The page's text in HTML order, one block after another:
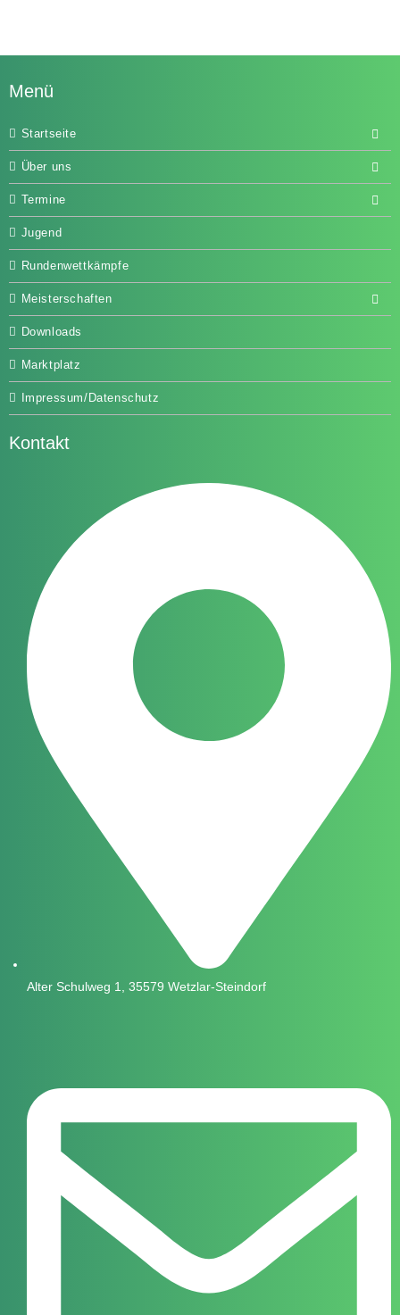
Menü
Startseite
Über uns
Termine
Jugend
Rundenwettkämpfe
Meisterschaften
Downloads
Marktplatz
Impressum/Datenschutz
Kontakt
Alter Schulweg 1, 35579 Wetzlar-Steindorf